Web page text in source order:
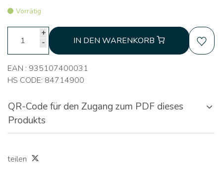
Vorrätig
+
-
IN DEN WARENKORB
EAN : 935107400031
HS CODE: 84714900
QR-Code für den Zugang zum PDF dieses
Produkts
teilen